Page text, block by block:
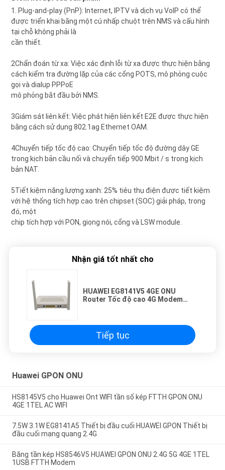
1. Plug-and-play (PnP): Internet, IPTV và dịch vụ VoIP có thể
được triển khai bằng một cú nhấp chuột trên NMS và cấu hình
tại chỗ không phải là
cần thiết.
2Chẩn đoán từ xa: Việc xác định lỗi từ xa được thực hiện bằng
cách kiểm tra đường lặp của các cổng POTS, mô phỏng cuộc
gọi và dialup PPPoE
mô phỏng bắt đầu bởi NMS.
3Giám sát liên kết: Việc phát hiện liên kết E2E được thực hiện
bằng cách sử dụng 802.1ag Ethernet OAM.
4Chuyển tiếp tốc độ cao: Chuyển tiếp tốc độ đường dây GE
trong kịch bản cầu nối và chuyển tiếp 900 Mbit / s trong kịch
bản NAT.
5Tiết kiệm năng lượng xanh: 25% tiêu thụ điện được tiết kiệm
với hệ thống tích hợp cao trên chipset (SOC) giải pháp, trong
đó, một
chip tích hợp với PON, giọng nói, cổng và LSW module.
Nhận giá tốt nhất cho
HUAWEI EG8141V5 4GE ONU
Router Tốc độ cao 4G Modem
Tiếp tục
Huawei GPON ONU
HS8145V5 cho Huawei Ont WIFI tần số kép FTTH GPON ONU
4GE 1TEL AC WIFI
7.5W 3.1W EG8141A5 Thiết bị đầu cuối HUAWEI GPON Thiết bị
đầu cuối mạng quang 2.4G
Băng tần kép HS8546V5 HUAWEI GPON ONU 2.4G 5G 4GE 1TEL
1USB FTTH Modem